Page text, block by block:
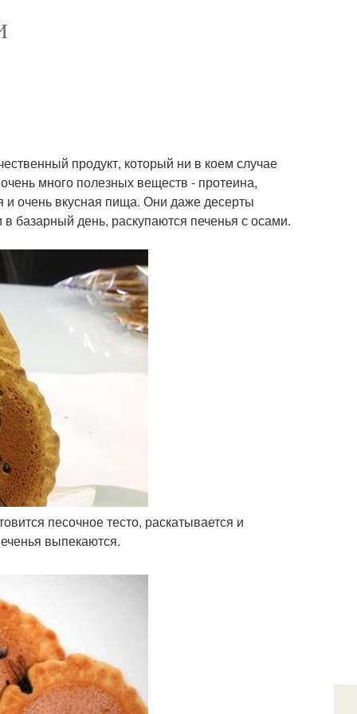
продукт, который ни в коем случае
много полезных веществ - протеина,
очень вкусная пища. Они даже десерты
базарный день, раскупаются печенья с осами.
песочное тесто, раскатывается и
выпекаются.